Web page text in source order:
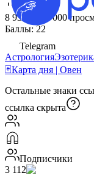
CPM
8 935 ₽
за 1 000
Баллы: 22
Telegram
Астрология
🃏Карта дня | Овен
Остальные знаки
ссылка скрыта
Подписчики
3 112